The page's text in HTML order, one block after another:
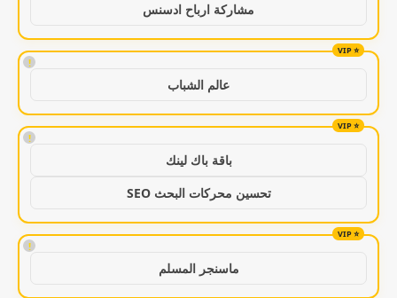
مشاركة ارباح ادسنس
!
عالم الشباب
!
باقة باك لينك
تحسين محركات البحث SEO
!
ماسنجر المسلم